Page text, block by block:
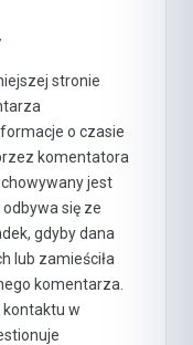
stronie
o czasie
komentatora
jest
się ze
gdyby dana
lub zamieściła
komentarza.
w